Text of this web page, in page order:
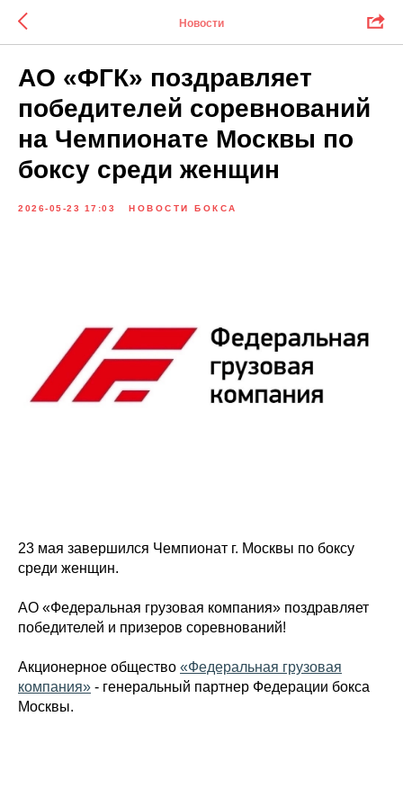
Новости
АО «ФГК» поздравляет
победителей соревнований
на Чемпионате Москвы по
боксу среди женщин
2026-05-23 17:03 НОВОСТИ БОКСА
23 мая завершился Чемпионат г. Москвы по боксу
среди женщин.
АО «Федеральная грузовая компания» поздравляет
победителей и призеров соревнований!
Акционерное общество «Федеральная грузовая
компания» - генеральный партнер Федерации бокса
Москвы.